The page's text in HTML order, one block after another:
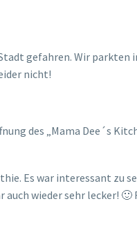
gefahren. Wir
nicht!
des „Mama Dee´s
Es war interessant zu
wieder sehr lecker!